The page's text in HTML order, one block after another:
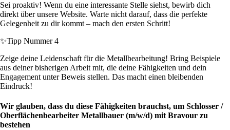
Sei proaktiv! Wenn du eine interessante Stelle siehst, bewirb dich
direkt über unsere Website. Warte nicht darauf, dass die perfekte
Gelegenheit zu dir kommt – mach den ersten Schritt!
✨Tipp Nummer 4
Zeige deine Leidenschaft für die Metallbearbeitung! Bring Beispiele
aus deiner bisherigen Arbeit mit, die deine Fähigkeiten und dein
Engagement unter Beweis stellen. Das macht einen bleibenden
Eindruck!
Wir glauben, dass du diese Fähigkeiten brauchst, um Schlosser /
Oberflächenbearbeiter Metallbauer (m/w/d) mit Bravour zu
bestehen